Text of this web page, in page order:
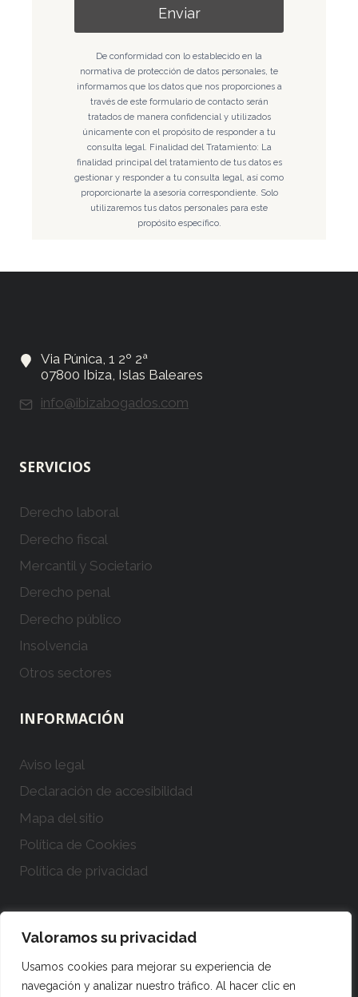
Valoramos su privacidad
Usamos cookies para mejorar su experiencia de
navegación y analizar nuestro tráfico. Al hacer clic en
Enviar
De conformidad con lo establecido en la
normativa de protección de datos personales, te
informamos que los datos que nos proporciones a
través de este formulario de contacto serán
tratados de manera confidencial y utilizados
únicamente con el propósito de responder a tu
consulta legal. Finalidad del Tratamiento: La
finalidad principal del tratamiento de tus datos es
gestionar y responder a tu consulta legal, así como
proporcionarte la asesoría correspondiente. Solo
utilizaremos tus datos personales para este
propósito específico.
Via Púnica, 1 2º 2ª
07800 Ibiza, Islas Baleares
info@ibizabogados.com
SERVICIOS
Derecho laboral
Derecho fiscal
Mercantil y Societario
Derecho penal
Derecho público
Insolvencia
Otros sectores
INFORMACIÓN
Aviso legal
Declaración de accesibilidad
Mapa del sitio
Política de Cookies
Política de privacidad